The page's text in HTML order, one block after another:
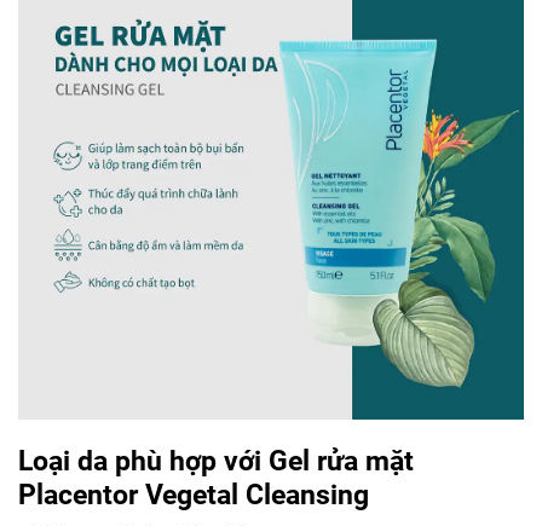
Loại da phù hợp với Gel rửa mặt
Placentor Vegetal Cleansing